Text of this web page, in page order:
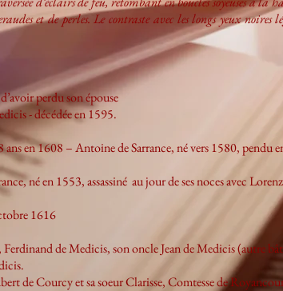
et de perles. Le contraste avec les longs yeux noires
perdu son épouse
- décédée en 1595.
en 1608 – Antoine de Sarrance, né vers 1580, pendu
né en 1553, assassiné au jour de ses noces avec
1616
de Medicis, son oncle Jean de Medicis (autre
de Courcy et sa soeur Clarisse, Comtesse de